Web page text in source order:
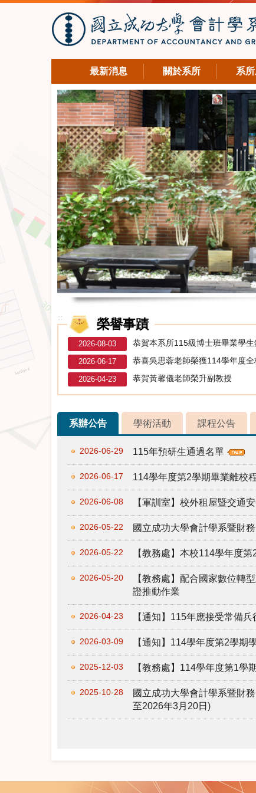
最新消息 關於系所 系
::: 榮譽事蹟
2026-08-03 恭賀本系所115級博士班畢業學
2026-06-17 恭喜吳思蓉老師榮獲114學年度
2026-04-23 恭賀黃馨儀老師榮升副教授
系辦公告 學術活動 課程公告
2026-06-29 115年預研生通過名單
2026-06-17 114學年度第2學期畢業離校
2026-06-08 【軍訓室】校外租屋暨交通
2026-05-22 國立成功大學會計學系暨財
2026-05-22 【教務處】本校114學年度
2026-05-20
【教務處】配合國家數位轉
證推動作業
2026-04-23 【通知】115年應接受常備
2026-03-09 【通知】114學年度第2學期
2025-12-03 【教務處】114學年度第1學
2025-10-28
國立成功大學會計學系暨財
至2026年3月20日)